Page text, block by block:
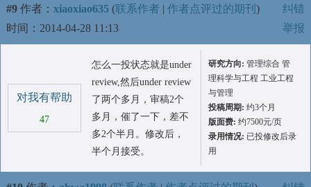
#9 作者： xiaoxiao635 (联系作者 | 作者点评过的期刊 )
时间：2014-04-28 11:13
纠错
举报
对我有帮助
47
怎么一投状态就是under
review,然后under review
了两个多月，审稿2个
多月，催了一下，差不
多2个半月。修改后，
半个月接受。
研究方向: 管理综合 管
理科学与工程 工业工程
与管理
投稿周期: 约3个月
版面费: 约7500元/页
录用情况: 已投修改后录
用